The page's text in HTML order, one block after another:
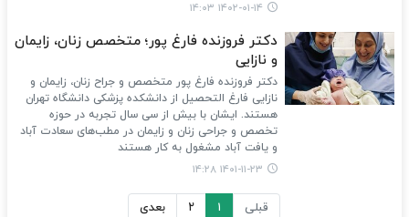
۱۴۰۲-۰۱-۱۴ ۱۴:۰۳
دکتر فروزنده فارغ پور؛ متخصص زنان، زایمان
و نازایی
دکتر فروزنده فارغ پور متخصص و جراح زنان، زایمان و
نازایی فارغ التحصیل از دانشکده پزشکی دانشگاه تهران
هستند. ایشان با بیش از سی سال تجربه در حوزه
تخصص و جراحی زنان و زایمان در مطب‌های سعادت آباد
و یافت آباد مشغول به کار هستند
۱۴۰۱-۱۱-۲۳ ۱۴:۲۸
قبلی ۱ ۲ بعدی